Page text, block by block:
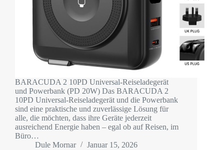
BARACUDA 2 10PD Universal-Reiseladegerät
und Powerbank (PD 20W) Das BARACUDA 2
10PD Universal-Reiseladegerät und die Powerbank
sind eine praktische und zuverlässige Lösung für
alle, die möchten, dass ihre Geräte jederzeit
ausreichend Energie haben – egal ob auf Reisen, im
Büro…
Dule Mornar
Januar 15, 2026